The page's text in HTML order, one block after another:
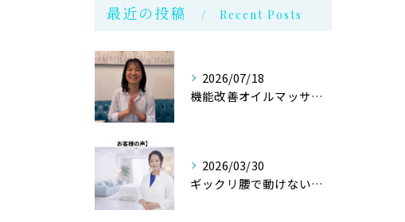
最近の投稿 Recent Posts
2026/07/18
機能改善オイルマッサージ@銀座
2026/03/30
ギックリ腰で動けない状態からご来店されたお客様より